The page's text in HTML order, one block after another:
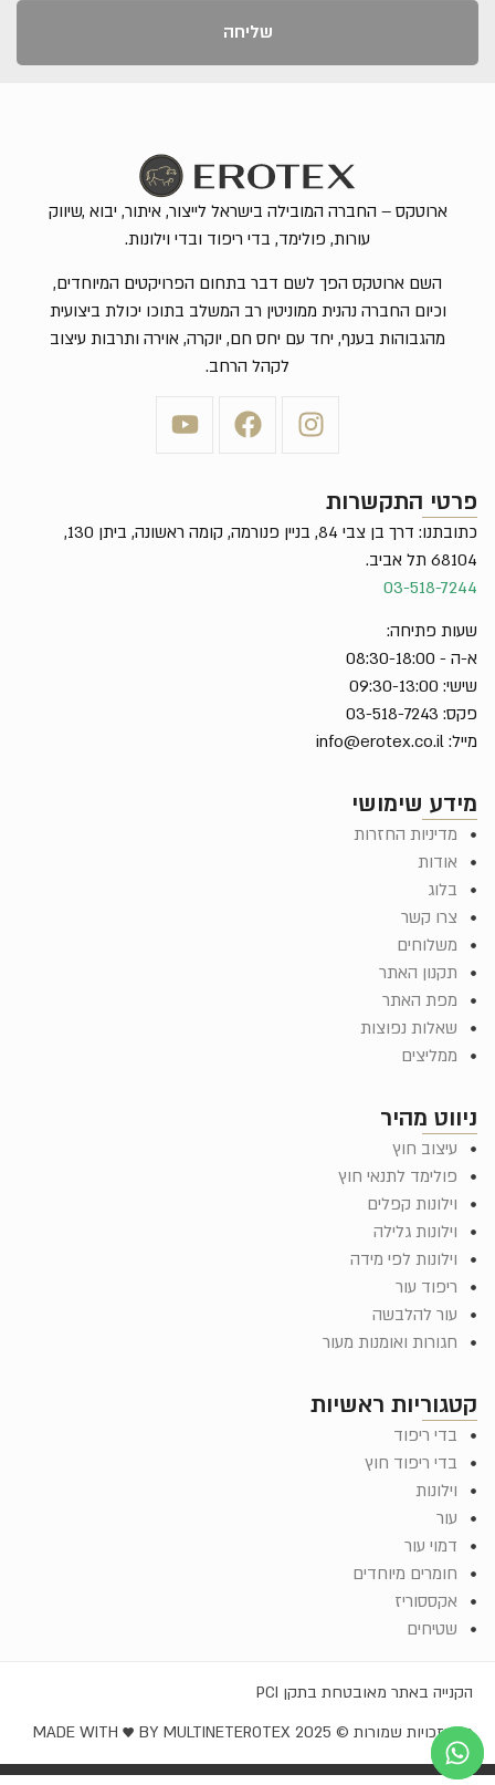
שליחה
קטגוריות ראשיות
בדי ריפוד
בדי ריפוד חוץ
וילונות
עור
דמוי עור
חומרים מיוחדים
אקססוריז
שטיחים
ניווט מהיר
עיצוב חוץ
פולימד לתנאי חוץ
וילונות קפלים
וילונות גלילה
וילונות לפי מידה
ריפוד עור
עור להלבשה
חגורות ואומנות מעור
מידע שימושי
מדיניות החזרות
אודות
בלוג
צרו קשר
משלוחים
תקנון האתר
מפת האתר
שאלות נפוצות
ממליצים
פרטי התקשרות
כתובתנו: דרך בן צבי 84, בניין פנורמה, קומה ראשונה, ביתן 130,
68104 תל אביב.
03-518-7244
שעות פתיחה:
א-ה - 08:30-18:00
שישי: 09:30-13:00
פקס: 03-518-7243
מייל: info@erotex.co.il
ארוטקס – החברה המובילה בישראל לייצור, איתור, יבוא ,שיווק
עורות, פולימד, בדי ריפוד ובדי וילונות.
השם ארוטקס הפך לשם דבר בתחום הפרויקטים המיוחדים,
וכיום החברה נהנית ממוניטין רב המשלב בתוכו יכולת ביצועית
מהגבוהות בענף, יחד עם יחס חם, יוקרה, אוירה ותרבות עיצוב
לקהל הרחב.
הקנייה באתר מאובטחת בתקן PCI
כל הזכויות שמורות © EROTEX 2025
MADE WITH ♥️ BY MULTINET